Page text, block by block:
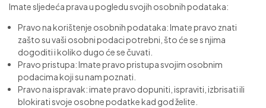
Imate sljedeća prava u pogledu svojih osobnih podataka:
Pravo na korištenje osobnih podataka: Imate pravo znati
zašto su vaši osobni podaci potrebni, što će se s njima
dogoditi i koliko dugo će se čuvati.
Pravo pristupa: Imate pravo pristupa svojim osobnim
podacima koji su nam poznati.
Pravo na ispravak: imate pravo dopuniti, ispraviti, izbrisati ili
blokirati svoje osobne podatke kad god želite.